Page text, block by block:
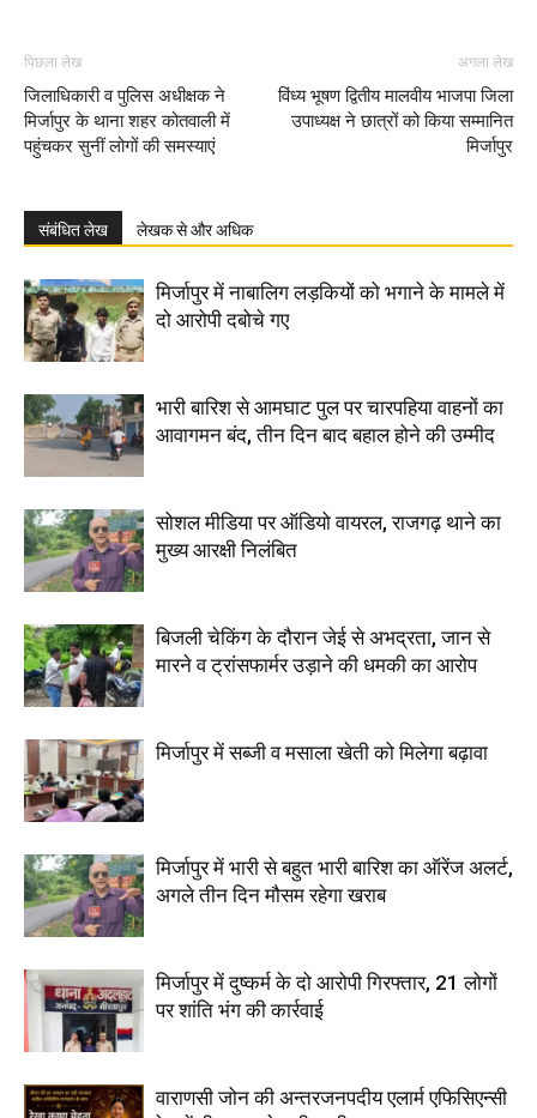
पिछला लेख
जिलाधिकारी व पुलिस अधीक्षक ने
मिर्जापुर के थाना शहर कोतवाली में
पहुंचकर सुनीं लोगों की समस्याएं
अगला लेख
विंध्य भूषण द्वितीय मालवीय भाजपा जिला
उपाध्यक्ष ने छात्रों को किया सम्मानित
मिर्जापुर
संबंधित लेख लेखक से और अधिक
मिर्जापुर में नाबालिग लड़कियों को भगाने के मामले में
दो आरोपी दबोचे गए
भारी बारिश से आमघाट पुल पर चारपहिया वाहनों का
आवागमन बंद, तीन दिन बाद बहाल होने की उम्मीद
सोशल मीडिया पर ऑडियो वायरल, राजगढ़ थाने का
मुख्य आरक्षी निलंबित
बिजली चेकिंग के दौरान जेई से अभद्रता, जान से
मारने व ट्रांसफार्मर उड़ाने की धमकी का आरोप
मिर्जापुर में सब्जी व मसाला खेती को मिलेगा बढ़ावा
मिर्जापुर में भारी से बहुत भारी बारिश का ऑरेंज अलर्ट,
अगले तीन दिन मौसम रहेगा खराब
मिर्जापुर में दुष्कर्म के दो आरोपी गिरफ्तार, 21 लोगों
पर शांति भंग की कार्रवाई
वाराणसी जोन की अन्तरजनपदीय एलार्म एफिसिएन्सी